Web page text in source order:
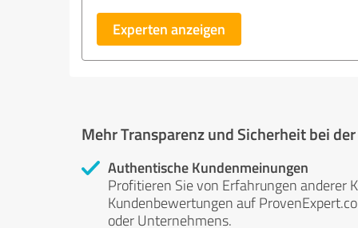
Experten anzeigen
Mehr Transparenz und Sicherheit bei
Authentische Kundenmeinungen
Profitieren Sie von Erfahrungen anderer
Kundenbewertungen auf
oder Unternehmens.